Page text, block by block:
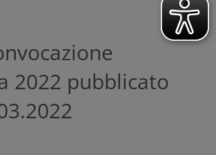
2022 pubblicato